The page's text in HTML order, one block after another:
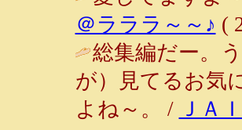
＠ラララ～～♪ (
総集編だー。
が）見てるお気
よね～。 / ＪＡ